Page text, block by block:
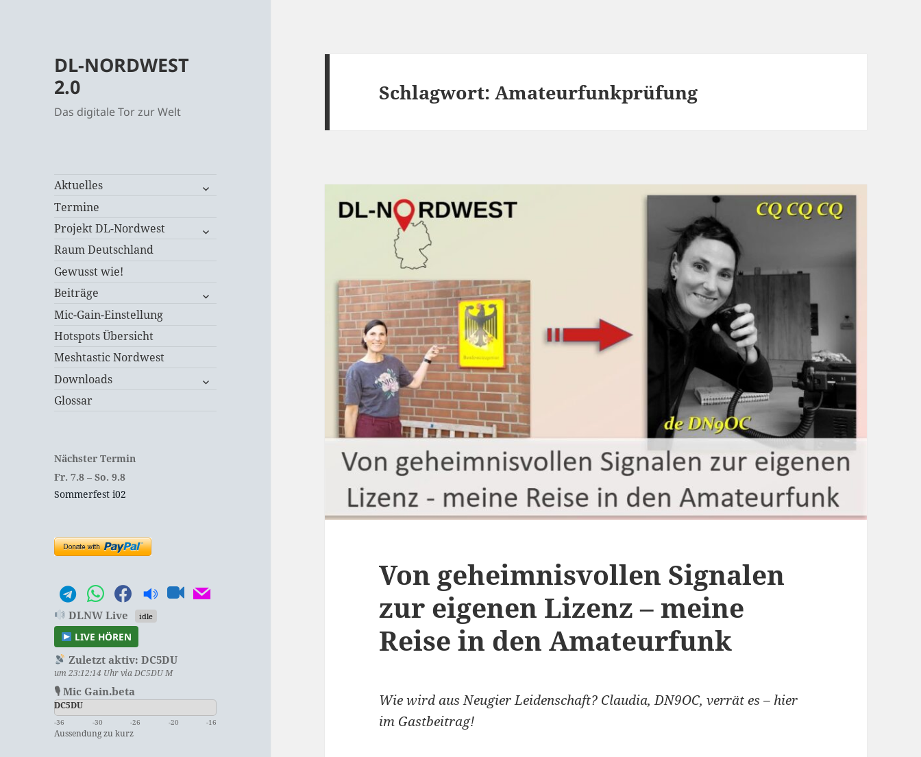
DL-NORDWEST
2.0
Das digitale Tor zur Welt
Aktuelles
untermenü
Termine
Projekt DL-Nordwest
untermenü
Raum Deutschland
Gewusst wie!
Beiträge
untermenü
Mic-Gain-Einstellung
Hotspots Übersicht
Meshtastic Nordwest
Downloads
untermenü
Glossar
Nächster Termin
Fr. 7.8 –So. 9.8
Sommerfest i02
DLNW Live idle
LIVE HÖREN
Zuletzt aktiv: DC5DU
um 23:12:14 Uhr via DC5DU M
🎙 Mic Gain.beta
DC5DU
-36 -30 -26 -20 -16
Aussendung zu kurz
Schlagwort:Amateurfunkprüfung
Von geheimnisvollen Signalen
zur eigenen Lizenz – meine
Reise in den Amateurfunk
Wie wird aus Neugier Leidenschaft? Claudia, DN9OC, verrät es – hier
im Gastbeitrag!